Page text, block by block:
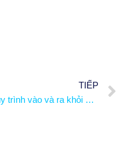
TIẾP
Quy trình vào và ra khỏi phòng phỏng vấn đúng cách